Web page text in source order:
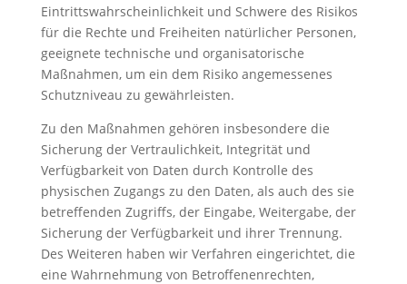
Eintrittswahrscheinlichkeit und Schwere des Risikos
für die Rechte und Freiheiten natürlicher Personen,
geeignete technische und organisatorische
Maßnahmen, um ein dem Risiko angemessenes
Schutzniveau zu gewährleisten.
Zu den Maßnahmen gehören insbesondere die
Sicherung der Vertraulichkeit, Integrität und
Verfügbarkeit von Daten durch Kontrolle des
physischen Zugangs zu den Daten, als auch des sie
betreffenden Zugriffs, der Eingabe, Weitergabe, der
Sicherung der Verfügbarkeit und ihrer Trennung.
Des Weiteren haben wir Verfahren eingerichtet, die
eine Wahrnehmung von Betroffenenrechten,